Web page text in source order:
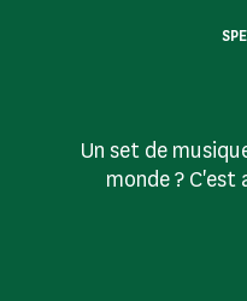
Un set de
monde ?